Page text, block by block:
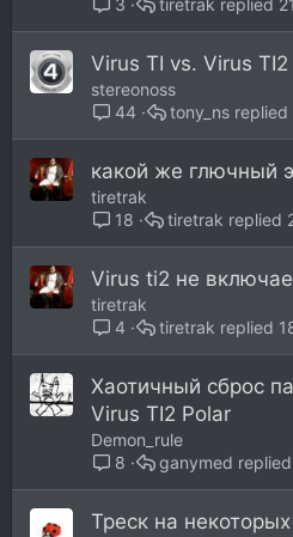
3
tiretrak
Virus TI vs. Virus
stereonoss
44
tony_ns
какой же глючный
tiretrak
18
tiretrak
Virus ti2 не
tiretrak
4
tiretrak
Хаотичный сброс
Virus TI2 Polar
Demon_rule
8
ganymed
Треск на